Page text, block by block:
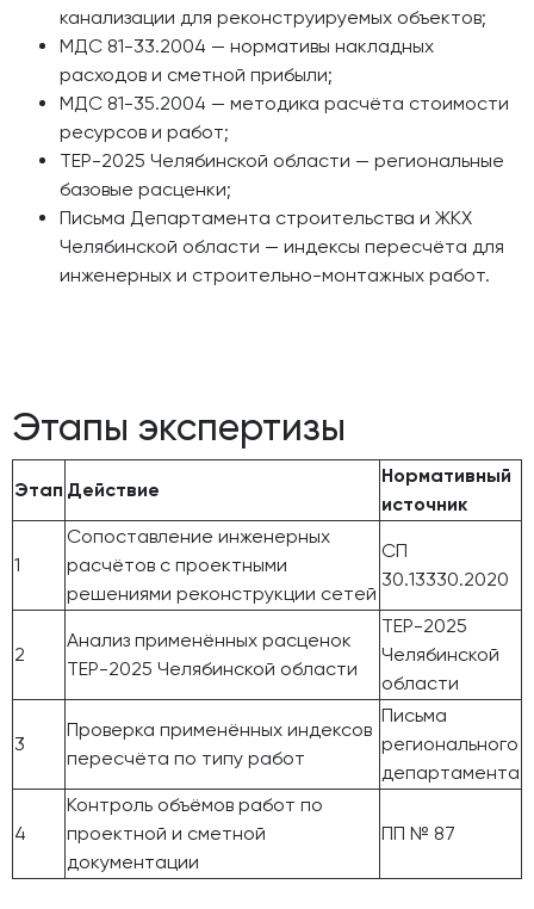
канализации для реконструируемых объектов;
МДС 81-33.2004 — нормативы накладных
расходов и сметной прибыли;
МДС 81-35.2004 — методика расчёта стоимости
ресурсов и работ;
ТЕР-2025 Челябинской области — региональные
базовые расценки;
Письма Департамента строительства и ЖКХ
Челябинской области — индексы пересчёта для
инженерных и строительно-монтажных работ.
Этапы экспертизы
Этап Действие
Нормативный
источник
1
Сопоставление инженерных
расчётов с проектными
решениями реконструкции сетей
СП
30.13330.2020
2
Анализ применённых расценок
ТЕР-2025 Челябинской области
ТЕР-2025
Челябинской
области
3
Проверка применённых индексов
пересчёта по типу работ
Письма
регионального
департамента
4
Контроль объёмов работ по
проектной и сметной
документации
ПП № 87